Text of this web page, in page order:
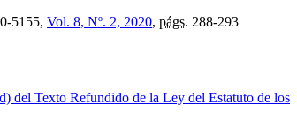
5155, Vol. 8, Nº. 2, 2020, págs. 288-293
del Texto Refundido de la Ley del Estatuto de los